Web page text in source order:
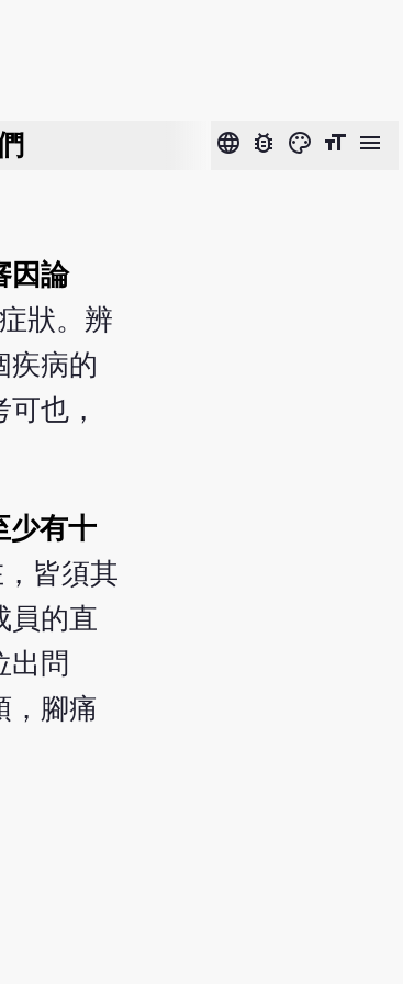
language bug_report color_lens format_size menu
因論
狀。辨
疾病的
也，
少有十
皆須其
員的直
出問
，腳痛